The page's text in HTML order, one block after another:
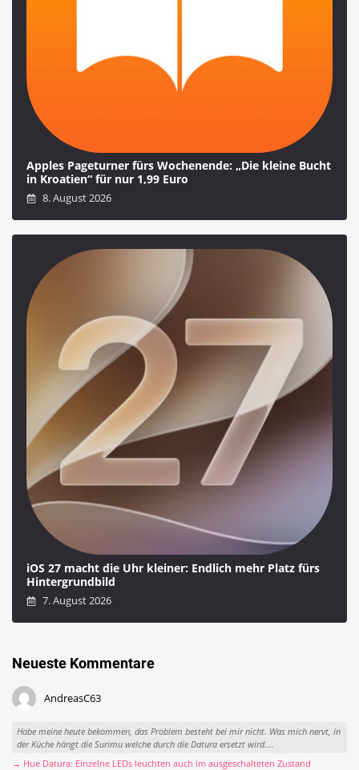
Apples Pageturner fürs Wochenende: „Die kleine Bucht
in Kroatien“ für nur 1,99 Euro
8. August 2026
iOS 27 macht die Uhr kleiner: Endlich mehr Platz fürs
Hintergrundbild
7. August 2026
Neueste Kommentare
AndreasC63
Habe meine heute bekommen, das Problem besteht bei mir nicht. Was mich nervt, in
der Küche hängt die Surimu welche durch die Datura ersetzt wird....
→ Hue Datura: Einzelne LEDs leuchten auch im ausgeschalteten Zustand